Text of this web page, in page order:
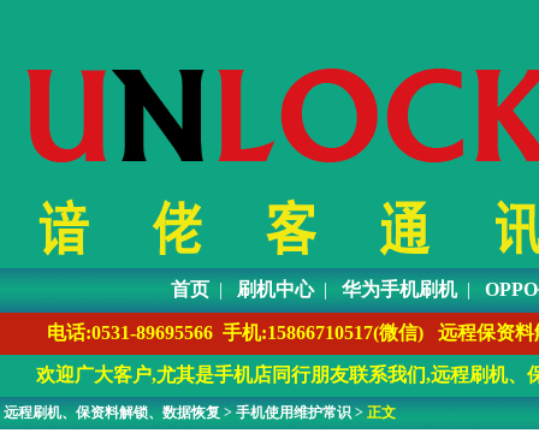
首页| 刷机中心| 华为手机刷机|
电话:0531-89695566 手机:15866710517(微信) 远程保资
欢迎广大客户,尤其是手机店同行朋友联系我们,远程刷机
远程刷机、保资料解锁、数据恢复 > 手机使用维护常识 > 正文